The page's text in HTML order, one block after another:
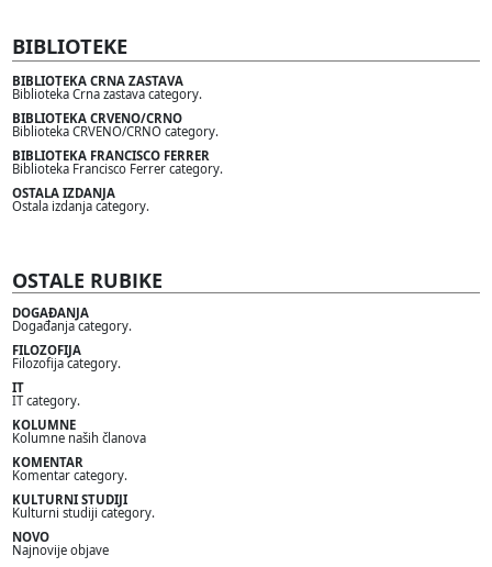
BIBLIOTEKE
BIBLIOTEKA CRNA ZASTAVA
Biblioteka Crna zastava category.
BIBLIOTEKA CRVENO/CRNO
Biblioteka CRVENO/CRNO category.
BIBLIOTEKA FRANCISCO FERRER
Biblioteka Francisco Ferrer category.
OSTALA IZDANJA
Ostala izdanja category.
OSTALE RUBIKE
DOGAĐANJA
Događanja category.
FILOZOFIJA
Filozofija category.
IT
IT category.
KOLUMNE
Kolumne naših članova
KOMENTAR
Komentar category.
KULTURNI STUDIJI
Kulturni studiji category.
NOVO
Najnovije objave